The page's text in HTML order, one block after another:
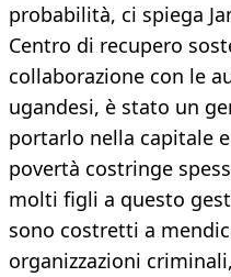
probabilità, ci spiega
Centro di recupero
collaborazione con le
ugandesi, è stato un
portarlo nella capitale
povertà costringe
molti figli a questo
sono costretti a
organizzazioni